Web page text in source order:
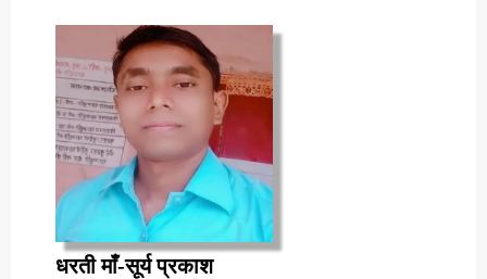
धरती माँ-सूर्य प्रकाशधरती